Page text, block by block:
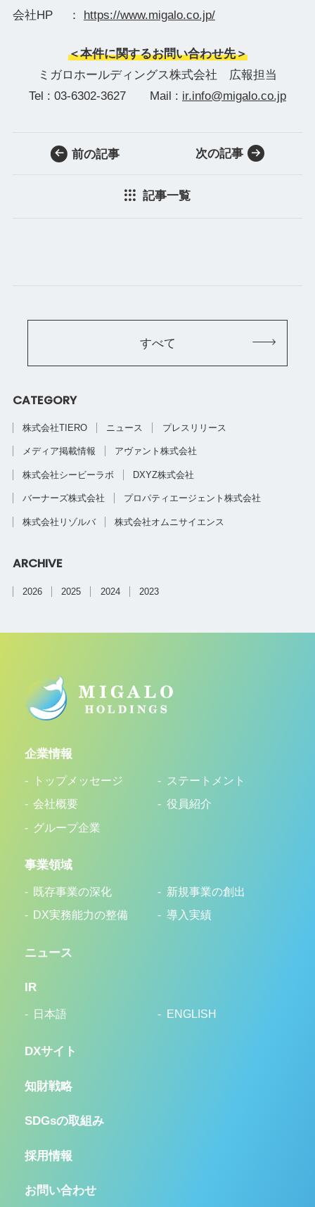
会社HP ： https://www.migalo.co.jp/
＜本件に関するお問い合わせ先＞
ミガロホールディングス株式会社 広報担当
Tel : 03-6302-3627 Mail : ir.info@migalo.co.jp
前の記事
記事一覧
次の記事
すべて
CATEGORY
株式会社TIERO ニュース プレスリリース
メディア掲載情報 アヴァント株式会社
株式会社シービーラボ DXYZ株式会社
バーナーズ株式会社 プロパティエージェント株式会社
株式会社リゾルバ 株式会社オムニサイエンス
ARCHIVE
2026 2025 2024 2023
企業情報
トップメッセージ
ステートメント
会社概要
役員紹介
グループ企業
事業領域
既存事業の深化
新規事業の創出
DX実務能力の整備
導入実績
ニュース
IR
日本語 ENGLISH
DXサイト
知財戦略
SDGsの取組み
採用情報
お問い合わせ